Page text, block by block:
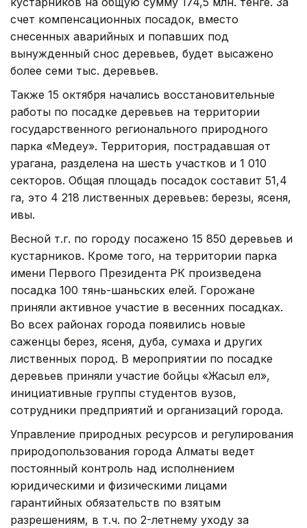
счет компенсационных посадок, вместо
снесенных аварийных и попавших под
вынужденный снос деревьев, будет высажено
более семи тыс. деревьев.
Также 15 октября начались восстановительные
работы по посадке деревьев на территории
государственного регионального природного
парка «Медеу». Территория, пострадавшая от
урагана, разделена на шесть участков и 1 010
секторов. Общая площадь посадок составит 51,4
га, это 4 218 лиственных деревьев: березы, ясеня,
ивы.
Весной т.г. по городу посажено 15 850 деревьев и
кустарников. Кроме того, на территории парка
имени Первого Президента РК произведена
посадка 100 тянь-шаньских елей. Горожане
приняли активное участие в весенних посадках.
Во всех районах города появились новые
саженцы берез, ясеня, дуба, сумаха и других
лиственных пород. В мероприятии по посадке
деревьев приняли участие бойцы «Жасыл ел»,
инициативные группы студентов вузов,
сотрудники предприятий и организаций города.
Управление природных ресурсов и регулирования
природопользования города Алматы ведет
постоянный контроль над исполнением
юридическими и физическими лицами
гарантийных обязательств по взятым
разрешениям, в т.ч. по 2-летнему уходу за